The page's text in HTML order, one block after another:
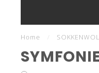
Home SOKKENWOL